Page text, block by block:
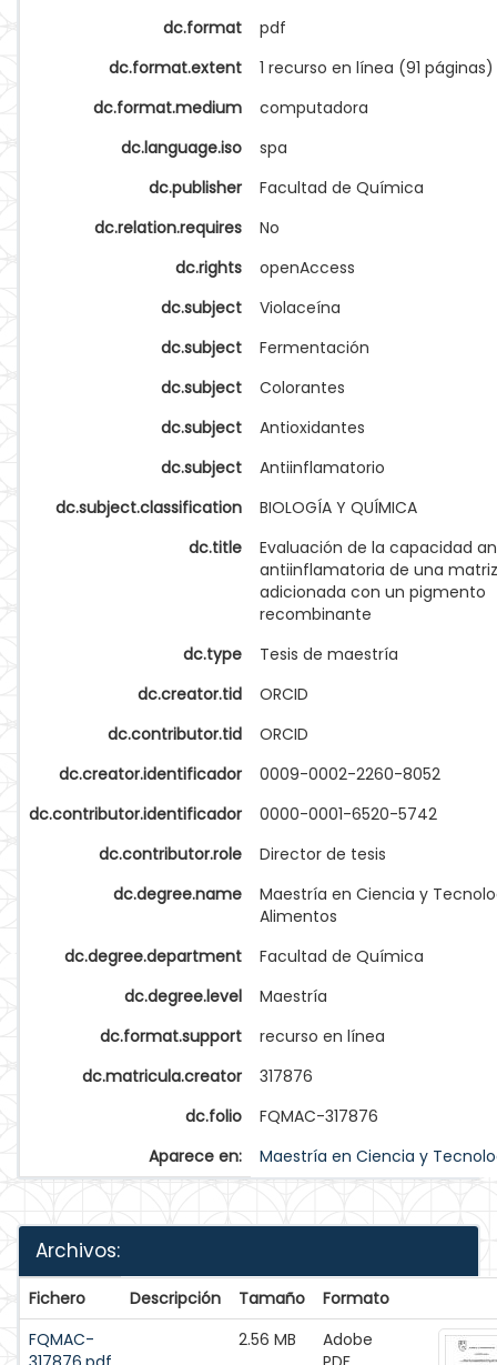
dc.format
pdf
dc.format.extent
1 recurso en línea (91 páginas)
dc.format.medium
computadora
dc.language.iso
spa
dc.publisher
Facultad de Química
dc.relation.requires
No
dc.rights
openAccess
dc.subject
Violaceína
dc.subject
Fermentación
dc.subject
Colorantes
dc.subject
Antioxidantes
dc.subject
Antiinflamatorio
dc.subject.classification
BIOLOGÍA Y QUÍMICA
dc.title
Evaluación de la capacidad
antiinflamatoria de una
adicionada con un pigmento
recombinante
dc.type
Tesis de maestría
dc.creator.tid
ORCID
dc.contributor.tid
ORCID
dc.creator.identificador
0009-0002-2260-8052
dc.contributor.identificador
0000-0001-6520-5742
dc.contributor.role
Director de tesis
dc.degree.name
Maestría en Ciencia y
Alimentos
dc.degree.department
Facultad de Química
dc.degree.level
Maestría
dc.format.support
recurso en línea
dc.matricula.creator
317876
dc.folio
FQMAC-317876
Aparece en:
Maestría en Ciencia y
Archivos:
Fichero Descripción Tamaño
Formato
FQMAC-
2.56 MB
Adobe